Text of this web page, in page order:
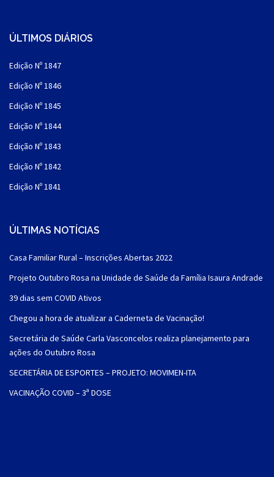
ÚLTIMOS DIÁRIOS
Edição Nº 1847
Edição Nº 1846
Edição Nº 1845
Edição Nº 1844
Edição Nº 1843
Edição Nº 1842
Edição Nº 1841
ÚLTIMAS NOTÍCIAS
Casa Familiar Rural – Inscrições Abertas 2022
Projeto Outubro Rosa na Unidade de Saúde da Família Isaura Andrade
39 dias sem COVID Ativos
Chegou a hora de atualizar a Caderneta de Vacinação!
Secretária de Saúde Carla Vasconcelos realiza planejamento para
ações do Outubro Rosa
SECRETÁRIA DE ESPORTES – PROJETO: MOVIMEN-ITA
VACINAÇÃO COVID – 3ª DOSE